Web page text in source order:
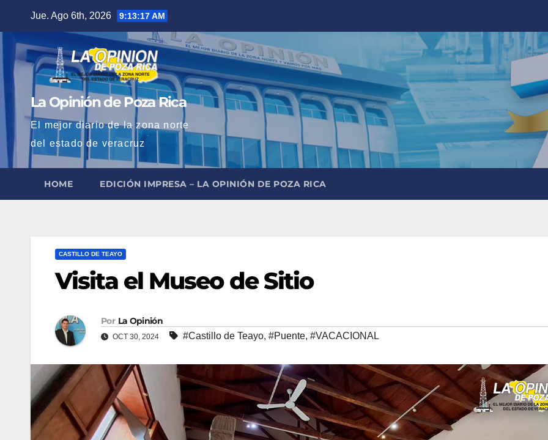
contenido
Jue. Ago 6th, 2026 9:13:18 AM
La Opinión de Poza Rica
El mejor diario de la zona norte
del estado de veracruz
HOME EDICIÓN IMPRESA – LA OPINIÓN DE POZA RICA
CASTILLO DE TEAYO
Visita el Museo de Sitio
Por La Opinión
OCT 30, 2024 #Castillo de Teayo, #Puente, #VACACIONAL